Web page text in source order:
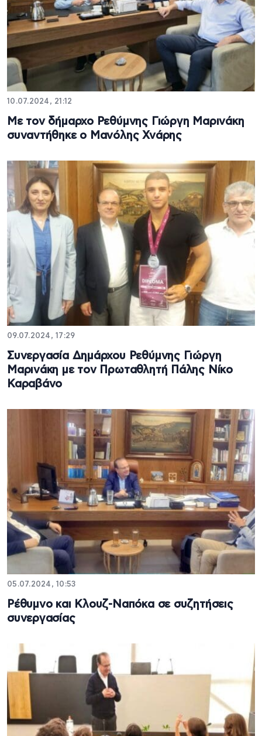
10.07.2024, 21:12
Με τον δήμαρχο Ρεθύμνης Γιώργη Μαρινάκη
συναντήθηκε ο Μανόλης Χνάρης
09.07.2024, 17:29
Συνεργασία Δημάρχου Ρεθύμνης Γιώργη
Μαρινάκη με τον Πρωταθλητή Πάλης Νίκο
Καραβάνο
05.07.2024, 10:53
Ρέθυμνο και Κλουζ-Ναπόκα σε συζητήσεις
συνεργασίας